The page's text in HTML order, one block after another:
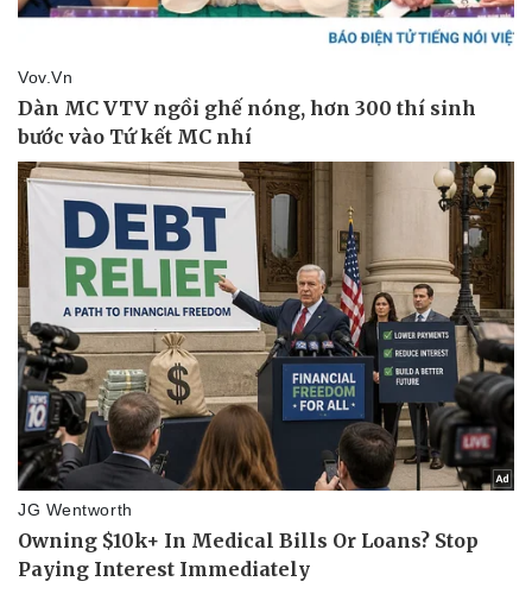
Sức khỏe
Dinh dưỡng - món ngon
Cây thuốc
Sản phụ khoa
Nhi khoa
Nam khoa
Làm đẹp - giảm cân
Phòng mạch online
Ăn sạch sống khỏe
Đời sống
Nhà đẹp
Blog
Tình yêu - Gia đình